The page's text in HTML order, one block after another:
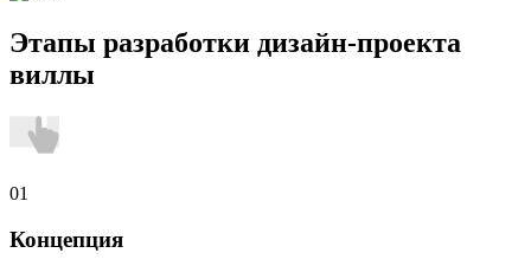
Этапы разработки дизайн-проекта
виллы
01
Концепция